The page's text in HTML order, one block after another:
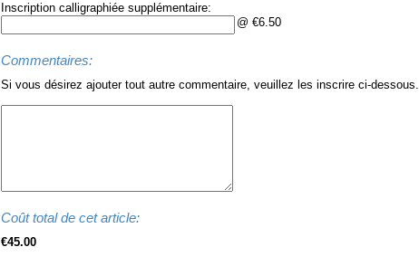
Inscription calligraphiée supplémentaire:
@ €6.50
Commentaires:
Si vous désirez ajouter tout autre commentaire, veuillez les inscrire ci-dessous.
Coût total de cet article:
€45.00